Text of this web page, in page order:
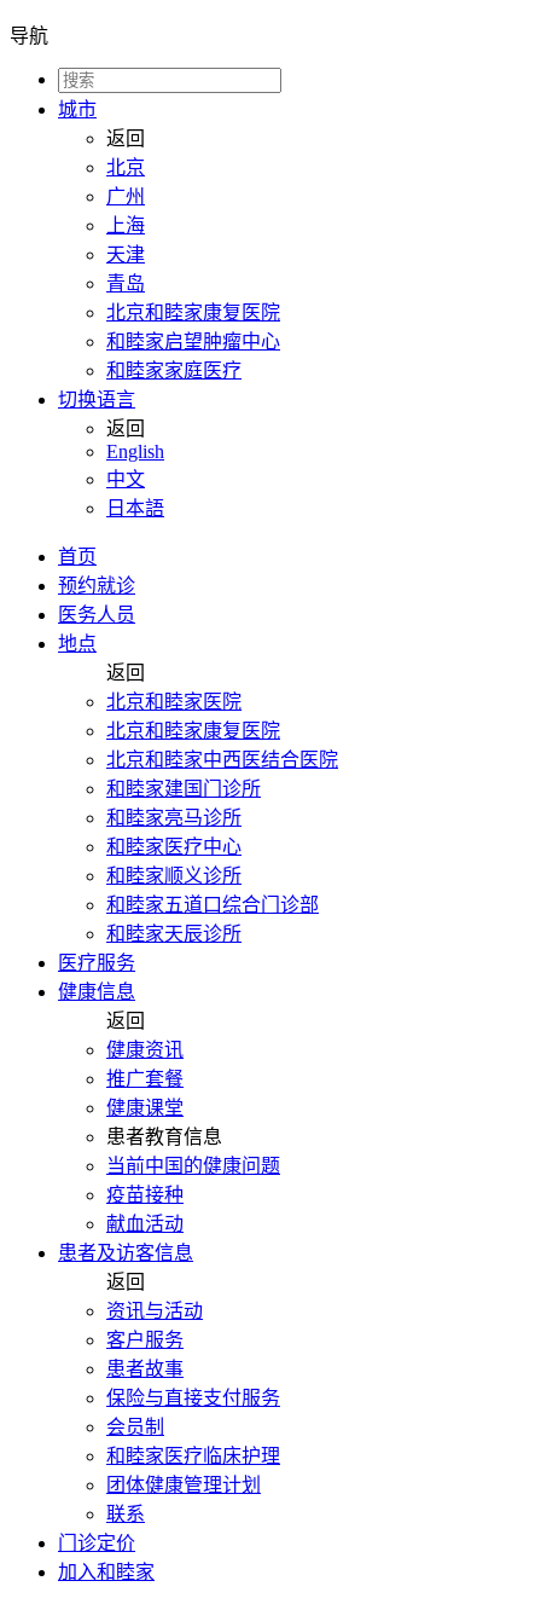
导航
城市
返回
北京
广州
上海
天津
青岛
北京和睦家康复医院
和睦家启望肿瘤中心
和睦家家庭医疗
切换语言
返回
English
中文
日本語
首页
预约就诊
医务人员
地点
返回
北京和睦家医院
北京和睦家康复医院
北京和睦家中西医结合医院
和睦家建国门诊所
和睦家亮马诊所
和睦家医疗中心
和睦家顺义诊所
和睦家五道口综合门诊部
和睦家天辰诊所
医疗服务
健康信息
返回
健康资讯
推广套餐
健康课堂
患者教育信息
当前中国的健康问题
疫苗接种
献血活动
患者及访客信息
返回
资讯与活动
客户服务
患者故事
保险与直接支付服务
会员制
和睦家医疗临床护理
团体健康管理计划
联系
门诊定价
加入和睦家